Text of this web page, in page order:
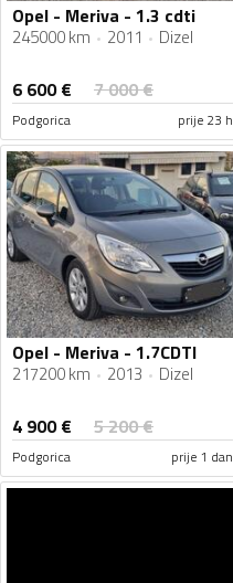
Opel - Meriva - 1.3 cdti
245000 km 2011 Dizel
6 600€ 7 000€
Podgorica prije 23 h
Opel - Meriva - 1.7CDTI
217200 km 2013 Dizel
4 900€ 5 200€
Podgorica prije 1 dan